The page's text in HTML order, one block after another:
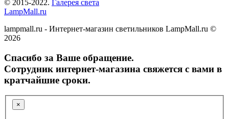
© 2015-2022. Галерея света
LampMall.ru
lampmall.ru - Интернет-магазин светильников LampMall.ru ©
2026
Спасибо за Ваше обращение.
Сотрудник интернет-магазина свяжется с вами в
кратчайшие сроки.
×